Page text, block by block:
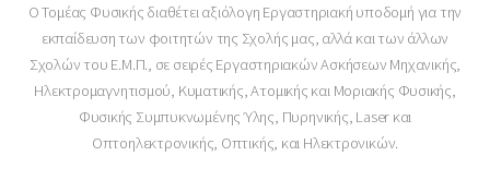
O Τομέας Φυσικής διαθέτει αξιόλογη Εργαστηριακή υποδομή για την
εκπαίδευση των φοιτητών της Σχολής μας, αλλά και των άλλων
Σχολών του Ε.Μ.Π., σε σειρές Εργαστηριακών Ασκήσεων Μηχανικής,
Ηλεκτρομαγνητισμού, Κυματικής, Ατομικής και Μοριακής Φυσικής,
Φυσικής Συμπυκνωμένης Ύλης, Πυρηνικής, Laser και
Οπτοηλεκτρονικής, Οπτικής, και Ηλεκτρονικών.